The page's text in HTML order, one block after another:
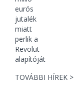
TOVÁBBI HÍREK >